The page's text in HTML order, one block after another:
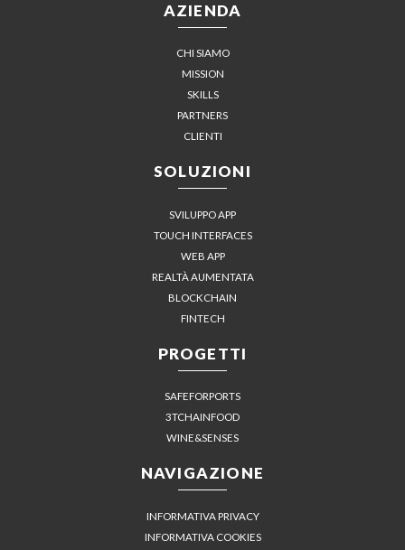
AZIENDA
CHI SIAMO
MISSION
SKILLS
PARTNERS
CLIENTI
SOLUZIONI
SVILUPPO APP
TOUCH INTERFACES
WEB APP
REALTÀ AUMENTATA
BLOCKCHAIN
FINTECH
PROGETTI
SAFEFORPORTS
3TCHAINFOOD
WINE&SENSES
NAVIGAZIONE
INFORMATIVA PRIVACY
INFORMATIVA COOKIES